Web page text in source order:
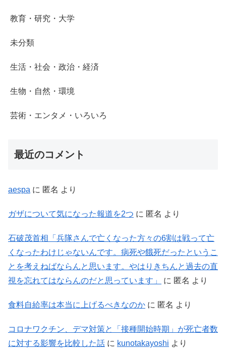
教育・研究・大学
未分類
生活・社会・政治・経済
生物・自然・環境
芸術・エンタメ・いろいろ
最近のコメント
aespa に 匿名 より
ガザについて気になった報道を2つ に 匿名 より
石破茂首相「兵隊さんで亡くなった方々の6割は戦って亡
くなったわけじゃないんです。病死や餓死だったというこ
とを考えねばならんと思います。やはりきちんと過去の直
視を忘れてはならんのだと思っています」
に 匿名 より
食料自給率は本当に上げるべきなのか に 匿名 より
コロナワクチン、デマ対策と「接種開始時期」が死亡者数
に対する影響を比較した話 に kunotakayoshi より